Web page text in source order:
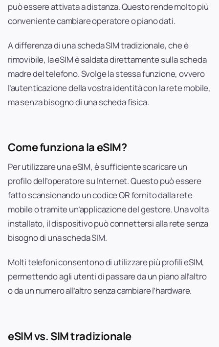
può essere attivata a distanza. Questo rende molto più
conveniente cambiare operatore o piano dati.
A differenza di una scheda SIM tradizionale, che è
rimovibile, la eSIM è saldata direttamente sulla scheda
madre del telefono. Svolge la stessa funzione, ovvero
l’autenticazione della vostra identità con la rete mobile,
ma senza bisogno di una scheda fisica.
Come funziona la eSIM?
Per utilizzare una eSIM, è sufficiente scaricare un
profilo dell’operatore su Internet. Questo può essere
fatto scansionando un codice QR fornito dalla rete
mobile o tramite un’applicazione del gestore. Una volta
installato, il dispositivo può connettersi alla rete senza
bisogno di una scheda SIM.
Molti telefoni consentono di utilizzare più profili eSIM,
permettendo agli utenti di passare da un piano all’altro
o da un numero all’altro senza cambiare l’hardware.
eSIM vs. SIM tradizionale